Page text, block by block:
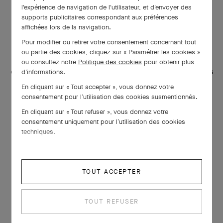
rendement confèrent à cette matière organique une
préciosité comparable à celles des pierres. Si le golfe Arabo-
Persique s’impose, dès la seconde moitié du XIXe siècle,
comme un foyer de premier ordre pour la pêche des perles
blanches, « Tahiti […] alimente le marché mondial en perles
dites noires ». Le travail de la perle nécessite de nombreuses
étapes : le grattage, le séchage, le perçage, le montage et
le sertissage, , « domaine ou s’exerce l’art […] de nos
joailliers 2 ».
LE RÔLE DE LA PUBLICITÉ
l'expérience de navigation de l'utilisateur, et d'envoyer des
supports publicitaires correspondant aux préférences
affichées lors de la navigation.
Pour modifier ou retirer votre consentement concernant tout
ou partie des cookies, cliquez sur « Paramétrer les cookies »
ou consultez notre Politique des cookies pour obtenir plus
d’informations.
En cliquant sur « Tout accepter », vous donnez votre
consentement pour l’utilisation des cookies susmentionnés.
En cliquant sur « Tout refuser », vous donnez votre
consentement uniquement pour l’utilisation des cookies
techniques.
TOUT ACCEPTER
TOUT REFUSER